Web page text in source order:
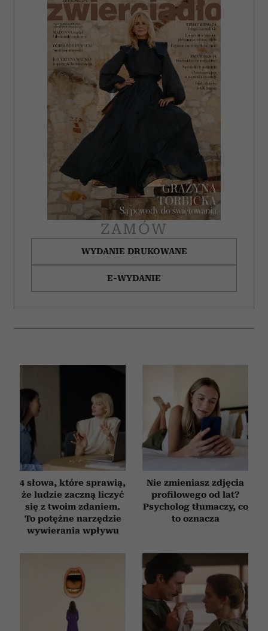
ZAMÓW
WYDANIE DRUKOWANE
E-WYDANIE
4 słowa, które sprawią,
że ludzie zaczną liczyć
się z twoim zdaniem.
To potężne narzędzie
wywierania wpływu
Nie zmieniasz zdjęcia
profilowego od lat?
Psycholog tłumaczy, co
to oznacza